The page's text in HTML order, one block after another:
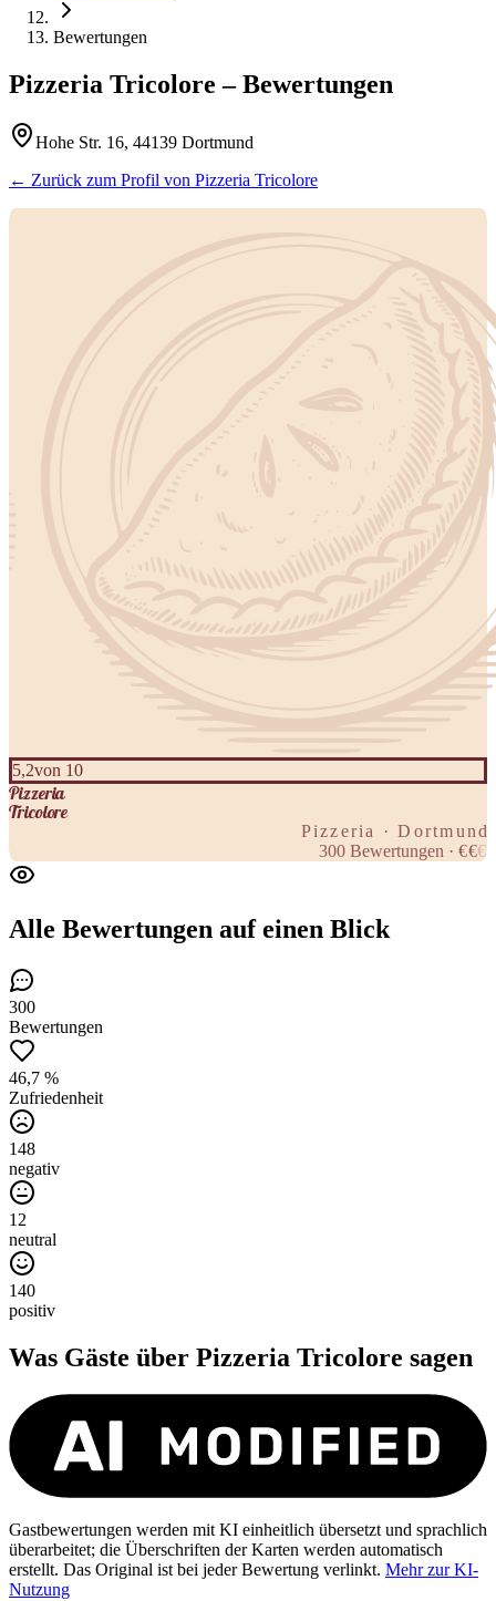
Bewertungen
Pizzeria Tricolore – Bewertungen
Hohe Str. 16, 44139 Dortmund
← Zurück zum Profil von Pizzeria Tricolore
5,2von 10
Pizzeria
Tricolore
Pizzeria · Dortmund
300 Bewertungen ·€€€
Alle Bewertungen auf einen Blick
300
Bewertungen
46,7 %
Zufriedenheit
148
negativ
12
neutral
140
positiv
Was Gäste über Pizzeria Tricolore sagen
Gastbewertungen werden mit KI einheitlich übersetzt und sprachlich
überarbeitet; die Überschriften der Karten werden automatisch
erstellt. Das Original ist bei jeder Bewertung verlinkt. Mehr zur KI-
Nutzung